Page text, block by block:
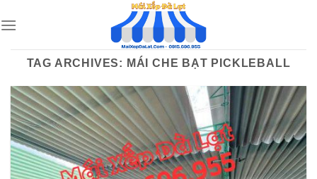
to
TAG ARCHIVES: MÁI CHE BẠT PICKLEBALL